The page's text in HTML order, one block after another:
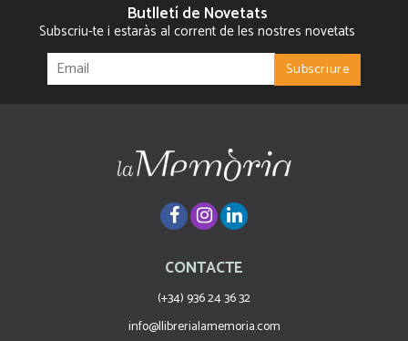
Butlletí de Novetats
Subscriu-te i estaràs al corrent de les nostres novetats
CONTACTE
(+34) 936 24 36 32
info@llibrerialamemoria.com